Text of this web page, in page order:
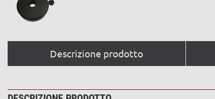
Descrizione prodotto